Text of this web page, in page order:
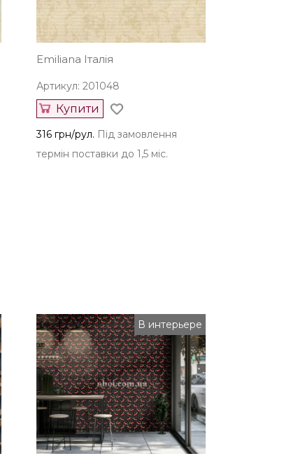
Emiliana Італія
Артикул: 201048
Купити
316 грн/рул. Під замовлення
термін поставки до 1,5 міс.
В интерьере